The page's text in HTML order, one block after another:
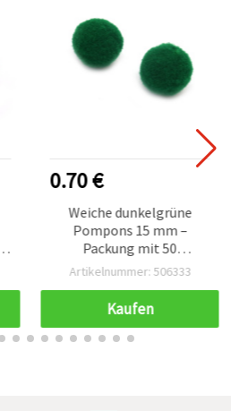
0.70 €
Weiche dunkelgrüne
Pompons 15 mm –
Packung mit 50
flauschigen Bommeln,
Dekorationen
Artikelnummer: 506333
Kaufen